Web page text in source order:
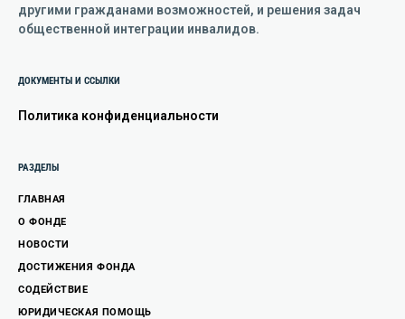
другими гражданами возможностей, и решения задач
общественной интеграции инвалидов.
РАЗДЕЛЫ
ГЛАВНАЯ
О ФОНДЕ
НОВОСТИ
ДОСТИЖЕНИЯ ФОНДА
СОДЕЙСТВИЕ
ЮРИДИЧЕСКАЯ ПОМОЩЬ
ДОКУМЕНТЫ И ССЫЛКИ
Политика конфиденциальности